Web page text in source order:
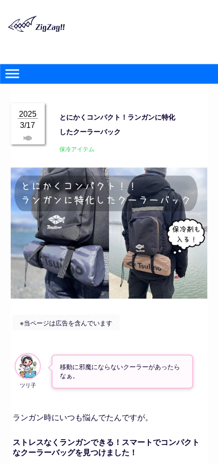
とにかくコンパクト！ランガンに特化
したクーラーバック
2025
3/17
保冷アイテム
※当ページは広告を含んでいます
移動に邪魔にならないクーラーがあったら
なぁ。
ランガン時にいつも悩んでたんですが。
ストレスなくランガンできる！スマートでコンパクト
なクーラーバッグを見つけました！